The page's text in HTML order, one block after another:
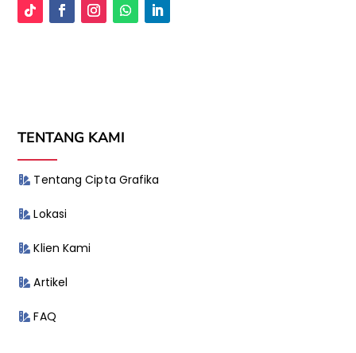
TENTANG KAMI
Tentang Cipta Grafika
Lokasi
Klien Kami
Artikel
FAQ